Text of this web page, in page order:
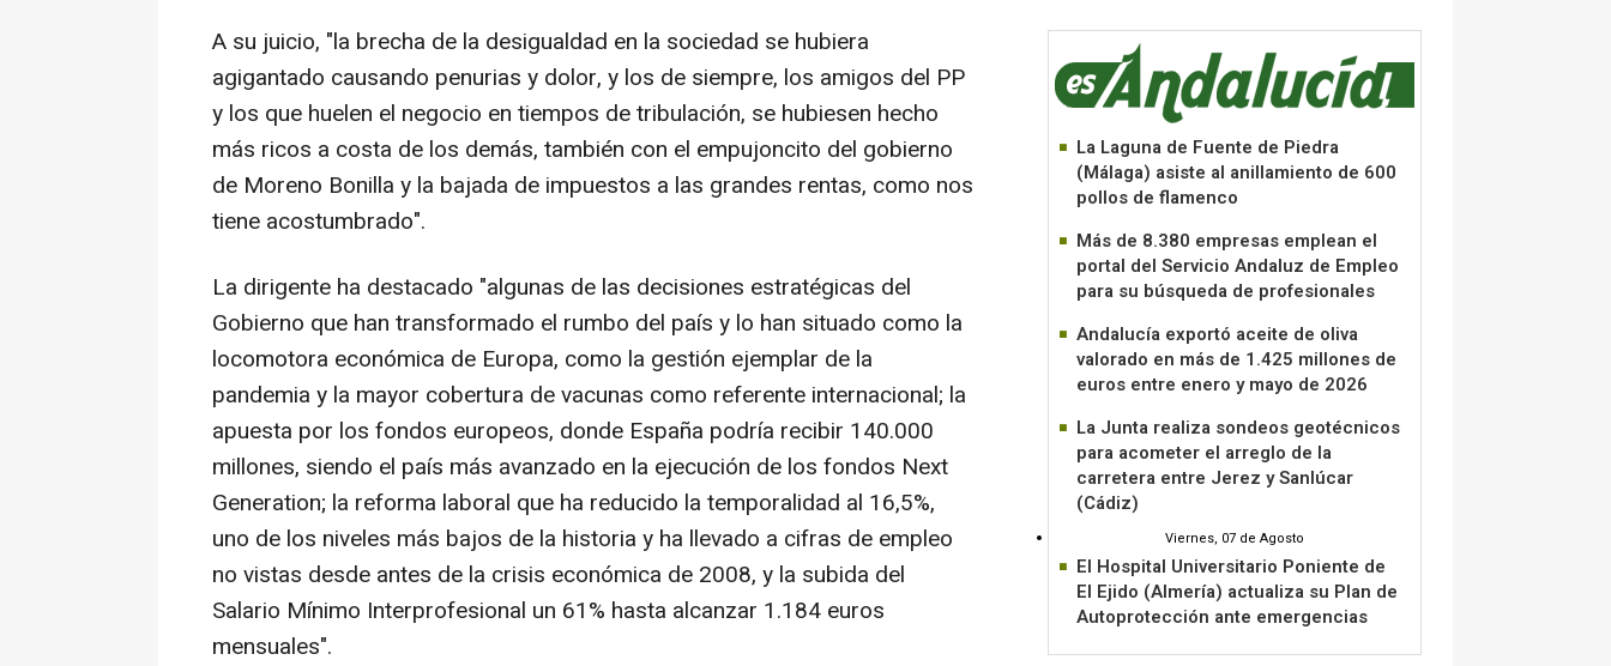
A su juicio, "la brecha de la desigualdad en la sociedad se hubiera
agigantado causando penurias y dolor, y los de siempre, los amigos del PP
y los que huelen el negocio en tiempos de tribulación, se hubiesen hecho
más ricos a costa de los demás, también con el empujoncito del gobierno
de Moreno Bonilla y la bajada de impuestos a las grandes rentas, como nos
tiene acostumbrado".
La dirigente ha destacado "algunas de las decisiones estratégicas del
Gobierno que han transformado el rumbo del país y lo han situado como la
locomotora económica de Europa, como la gestión ejemplar de la
pandemia y la mayor cobertura de vacunas como referente internacional; la
apuesta por los fondos europeos, donde España podría recibir 140.000
millones, siendo el país más avanzado en la ejecución de los fondos Next
Generation; la reforma laboral que ha reducido la temporalidad al 16,5%,
uno de los niveles más bajos de la historia y ha llevado a cifras de empleo
no vistas desde antes de la crisis económica de 2008, y la subida del
Salario Mínimo Interprofesional un 61% hasta alcanzar 1.184 euros
mensuales".
La Laguna de Fuente de Piedra
(Málaga) asiste al anillamiento de 600
pollos de flamenco
Más de 8.380 empresas emplean el
portal del Servicio Andaluz de Empleo
para su búsqueda de profesionales
Andalucía exportó aceite de oliva
valorado en más de 1.425 millones de
euros entre enero y mayo de 2026
La Junta realiza sondeos geotécnicos
para acometer el arreglo de la
carretera entre Jerez y Sanlúcar
(Cádiz)
Viernes, 07 de Agosto
El Hospital Universitario Poniente de
El Ejido (Almería) actualiza su Plan de
Autoprotección ante emergencias